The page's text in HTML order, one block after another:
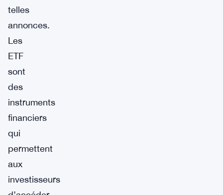
telles
annonces.
Les
ETF
sont
des
instruments
financiers
qui
permettent
aux
investisseurs